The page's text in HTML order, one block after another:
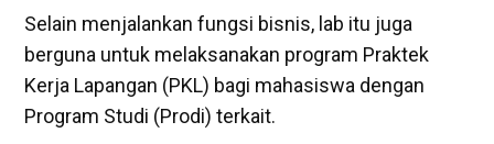
Selain menjalankan fungsi bisnis, lab itu juga
berguna untuk melaksanakan program Praktek
Kerja Lapangan (PKL) bagi mahasiswa dengan
Program Studi (Prodi) terkait.